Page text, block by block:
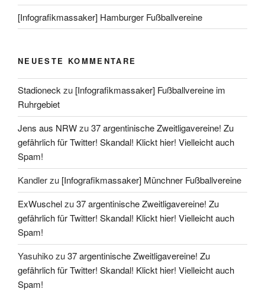
[Infografikmassaker] Hamburger Fußballvereine
NEUESTE KOMMENTARE
Stadioneckzu [Infografikmassaker] Fußballvereine im
Ruhrgebiet
Jens aus NRWzu37 argentinische Zweitligavereine! Zu
gefährlich für Twitter! Skandal! Klickt hier! Vielleicht auch
Spam!
Kandlerzu [Infografikmassaker] Münchner Fußballvereine
ExWuschelzu37 argentinische Zweitligavereine! Zu
gefährlich für Twitter! Skandal! Klickt hier! Vielleicht auch
Spam!
Yasuhikozu37 argentinische Zweitligavereine! Zu
gefährlich für Twitter! Skandal! Klickt hier! Vielleicht auch
Spam!